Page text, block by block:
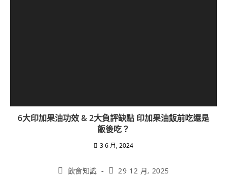
6大印加果油功效 & 2大負評缺點 印加果油飯前吃還是
飯後吃？
3 6 月, 2024
飲食知識 29 12 月, 2025